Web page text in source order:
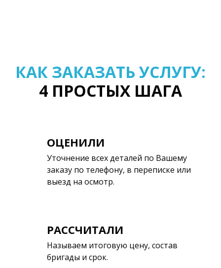
КАК ЗАКАЗАТЬ УСЛУГУ:
4 ПРОСТЫХ ШАГА
ОЦЕНИЛИ
Уточнение всех деталей по Вашему
заказу по телефону, в переписке или
выезд на осмотр.
РАССЧИТАЛИ
Называем итоговую цену, состав
бригады и срок.